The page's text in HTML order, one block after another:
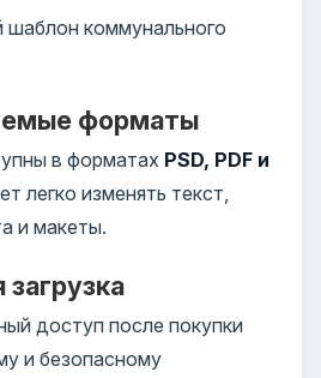
коммунального
форматы
в форматах PSD, PDF и
легко изменять текст,
и макеты.
загрузка
доступ после покупки
и безопасному